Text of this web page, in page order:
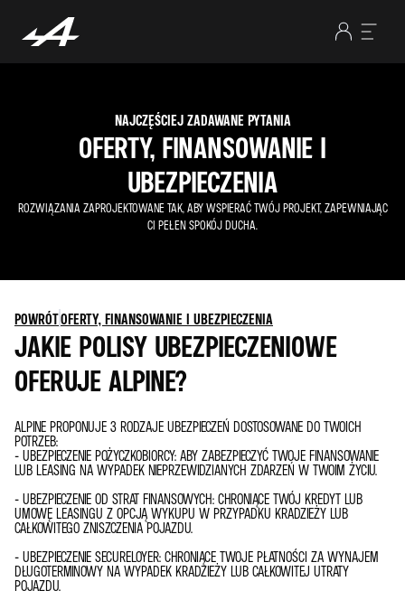
NAJCZĘŚCIEJ ZADAWANE PYTANIA
OFERTY, FINANSOWANIE I
UBEZPIECZENIA
ROZWIĄZANIA ZAPROJEKTOWANE TAK, ABY WSPIERAĆ TWÓJ PROJEKT, ZAPEWNIAJĄC
CI PEŁEN SPOKÓJ DUCHA.
POWRÓTOFERTY, FINANSOWANIE I UBEZPIECZENIA
JAKIE POLISY UBEZPIECZENIOWE
OFERUJE ALPINE?
ALPINE PROPONUJE 3 RODZAJE UBEZPIECZEŃ DOSTOSOWANE DO TWOICH
POTRZEB:
- UBEZPIECZENIE POŻYCZKOBIORCY: ABY ZABEZPIECZYĆ TWOJE FINANSOWANIE
LUB LEASING NA WYPADEK NIEPRZEWIDZIANYCH ZDARZEŃ W TWOIM ŻYCIU.
- UBEZPIECZENIE OD STRAT FINANSOWYCH: CHRONIĄCE TWÓJ KREDYT LUB
UMOWĘ LEASINGU Z OPCJĄ WYKUPU W PRZYPADKU KRADZIEŻY LUB
CAŁKOWITEGO ZNISZCZENIA POJAZDU.
- UBEZPIECZENIE SECURELOYER: CHRONIĄCE TWOJE PŁATNOŚCI ZA WYNAJEM
DŁUGOTERMINOWY NA WYPADEK KRADZIEŻY LUB CAŁKOWITEJ UTRATY
POJAZDU.